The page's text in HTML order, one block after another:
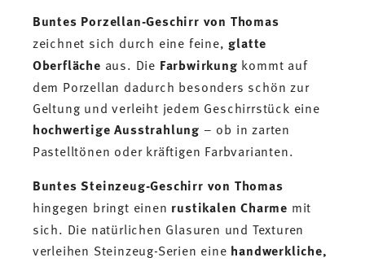
Buntes Porzellan-Geschirr von Thomas
zeichnet sich durch eine feine,glatte
Oberfläche aus. Die Farbwirkung kommt auf
dem Porzellan dadurch besonders schön zur
Geltung und verleiht jedem Geschirrstück eine
hochwertige Ausstrahlung – ob in zarten
Pastelltönen oder kräftigen Farbvarianten.
Buntes Steinzeug-Geschirr von Thomas
hingegen bringt einen rustikalen Charme mit
sich. Die natürlichen Glasuren und Texturen
verleihen Steinzeug-Serien eine handwerkliche,